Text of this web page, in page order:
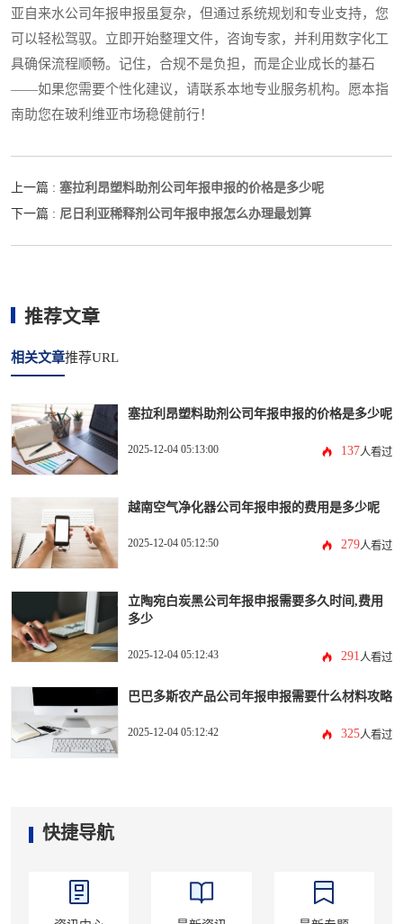
亚自来水公司年报申报虽复杂，但通过系统规划和专业支持，您
可以轻松驾驭。立即开始整理文件，咨询专家，并利用数字化工
具确保流程顺畅。记住，合规不是负担，而是企业成长的基石
——如果您需要个性化建议，请联系本地专业服务机构。愿本指
南助您在玻利维亚市场稳健前行！
上一篇 : 塞拉利昂塑料助剂公司年报申报的价格是多少呢
下一篇 : 尼日利亚稀释剂公司年报申报怎么办理最划算
推荐文章
相关文章推荐URL
塞拉利昂塑料助剂公司年报申报的价格是多少呢
2025-12-04 05:13:00 137人看过
越南空气净化器公司年报申报的费用是多少呢
2025-12-04 05:12:50 279人看过
立陶宛白炭黑公司年报申报需要多久时间,费用
多少
2025-12-04 05:12:43 291人看过
巴巴多斯农产品公司年报申报需要什么材料攻略
2025-12-04 05:12:42 325人看过
快捷导航